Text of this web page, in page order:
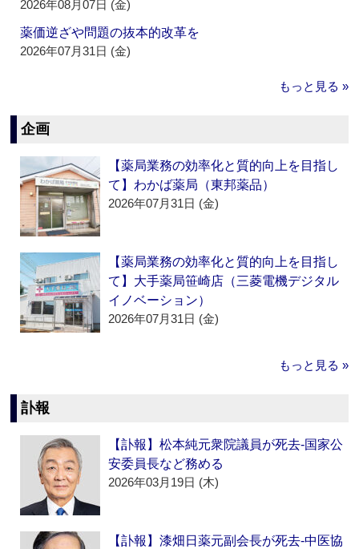
2026年08月07日 (金)
薬価逆ざや問題の抜本的改革を
2026年07月31日 (金)
もっと見る »
企画
【薬局業務の効率化と質的向上を目指し
て】わかば薬局（東邦薬品）
2026年07月31日 (金)
【薬局業務の効率化と質的向上を目指し
て】大手薬局笹崎店（三菱電機デジタル
イノベーション）
2026年07月31日 (金)
もっと見る »
訃報
【訃報】松本純元衆院議員が死去‐国家公
安委員長など務める
2026年03月19日 (木)
【訃報】漆畑日薬元副会長が死去‐中医協